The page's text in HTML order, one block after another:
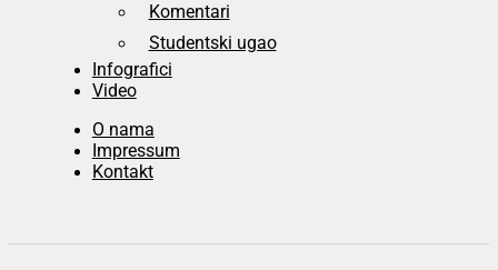
Komentari
Studentski ugao
Infografici
Video
O nama
Impressum
Kontakt